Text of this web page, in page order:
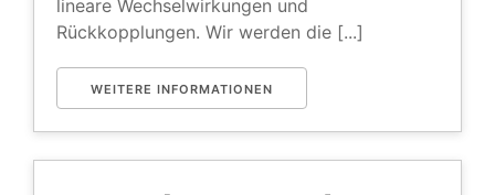
lineare Wechselwirkungen und
Rückkopplungen. Wir werden die [...]
WEITERE INFORMATIONEN